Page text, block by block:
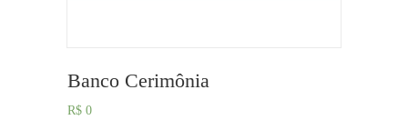
Banco Cerimônia
R$ 0